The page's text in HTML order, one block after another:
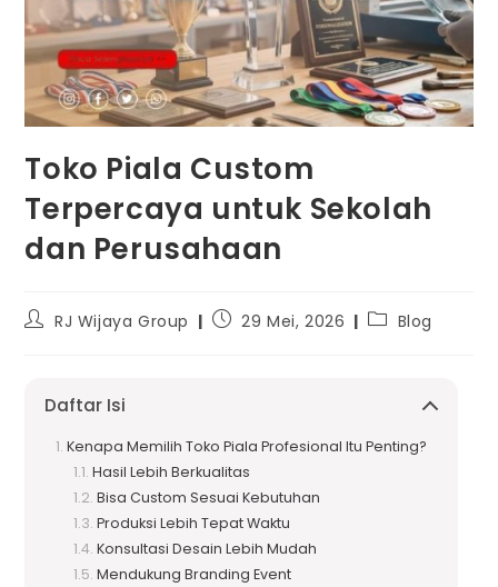
Toko Piala Custom
Terpercaya untuk Sekolah
dan Perusahaan
RJ Wijaya Group 29 Mei, 2026 Blog
Daftar Isi
Kenapa Memilih Toko Piala Profesional Itu Penting?
Hasil Lebih Berkualitas
Bisa Custom Sesuai Kebutuhan
Produksi Lebih Tepat Waktu
Konsultasi Desain Lebih Mudah
Mendukung Branding Event